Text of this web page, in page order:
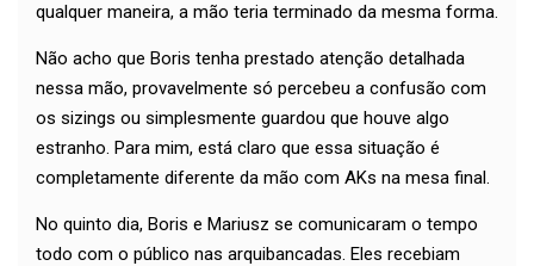
qualquer maneira, a mão teria terminado da mesma forma.
Não acho que Boris tenha prestado atenção detalhada
nessa mão, provavelmente só percebeu a confusão com
os sizings ou simplesmente guardou que houve algo
estranho. Para mim, está claro que essa situação é
completamente diferente da mão com AKs na mesa final.
No quinto dia, Boris e Mariusz se comunicaram o tempo
todo com o público nas arquibancadas. Eles recebiam